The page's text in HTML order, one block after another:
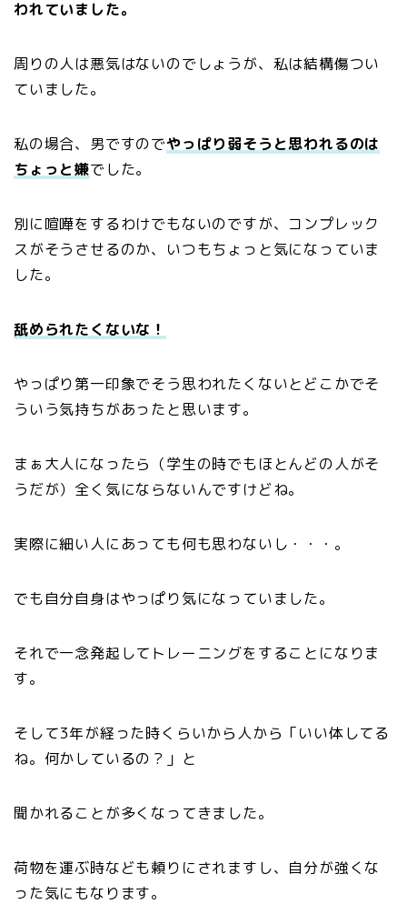
われていました。
周りの人は悪気はないのでしょうが、私は結構傷つい
ていました。
私の場合、男ですのでやっぱり弱そうと思われるのは
ちょっと嫌でした。
別に喧嘩をするわけでもないのですが、コンプレック
スがそうさせるのか、いつもちょっと気になっていま
した。
舐められたくないな！
やっぱり第一印象でそう思われたくないとどこかでそ
ういう気持ちがあったと思います。
まぁ大人になったら（学生の時でもほとんどの人がそ
うだが）全く気にならないんですけどね。
実際に細い人にあっても何も思わないし・・・。
でも自分自身はやっぱり気になっていました。
それで一念発起してトレーニングをすることになりま
す。
そして3年が経った時くらいから人から「いい体してる
ね。何かしているの？」と
聞かれることが多くなってきました。
荷物を運ぶ時なども頼りにされますし、自分が強くな
った気にもなります。